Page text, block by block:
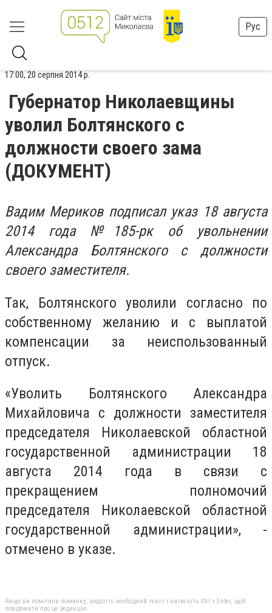
Рус
17:00, 20 серпня 2014 р.
Губернатор Николаевщины
уволил Болтянского с
должности своего зама
(ДОКУМЕНТ)
Вадим Мериков подписал указ 18 августа
2014 года №185-рк об увольнении
Александра Болтянского с должности
своего заместителя.
Так, Болтянского уволили согласно по
собственному желанию и с выплатой
компенсации за неиспользованный
отпуск.
«Уволить Болтянского Александра
Михайловича с должности заместителя
председателя Николаевской областной
государственной администрации 18
августа 2014 года в связи с
прекращением полномочий
председателя Николаевской областной
государственной администрации», -
отмечено в указе.
Якщо ви помітили помилку, виділіть необхідний текст і натисніть Ctrl + Enter, щоб
повідомити про це редакцію